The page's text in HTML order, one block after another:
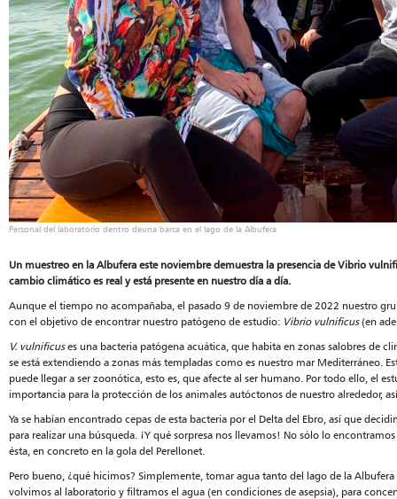
Personal del laboratorio dentro deuna barca en el lago de la Albufera
Un muestreo en la Albufera este noviembre demuestra la presencia de Vibrio
cambio climático es real y está presente en nuestro día a día.
Aunque el tiempo no acompañaba, el pasado 9 de noviembre de 2022 nuestro
con el objetivo de encontrar nuestro patógeno de estudio: Vibrio vulnificus(en
V. vulnificuses una bacteria patógena acuática, que habita en zonas salobres de
se está extendiendo a zonas más templadas como es nuestro mar Mediterráneo.
puede llegar a ser zoonótica, esto es, que afecte al ser humano. Por todo ello, el
importancia para la protección de los animales autóctonos de nuestro alrededor,
Ya se habían encontrado cepas de esta bacteria por el Delta del Ebro, así que
para realizar una búsqueda. ¡Y qué sorpresa nos llevamos! No sólo lo
ésta, en concreto en la gola del Perellonet.
Pero bueno, ¿qué hicimos? Simplemente, tomar agua tanto del lago de la
volvimos al laboratorio y filtramos el agua (en condiciones de asepsia), para